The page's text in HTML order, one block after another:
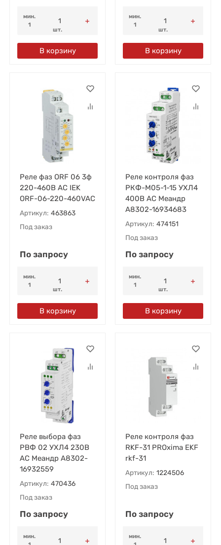
мин.
1
шт.
В корзину
мин.
1
шт.
В корзину
Реле фаз ORF 06 3ф
220-460В AC IEK
ORF-06-220-460VAC
Артикул: 463863
Под заказ
По запросу
мин.
1
шт.
В корзину
Реле контроля фаз
РКФ-М05-1-15 УХЛ4
400В AC Меандр
A8302-16934683
Артикул: 474151
Под заказ
По запросу
мин.
1
шт.
В корзину
Реле выбора фаз
РВФ 02 УХЛ4 230В
AC Меандр A8302-
16932559
Артикул: 470436
Под заказ
По запросу
мин.
Реле контроля фаз
RKF-31 PROxima EKF
rkf-31
Артикул: 1224506
Под заказ
По запросу
мин.